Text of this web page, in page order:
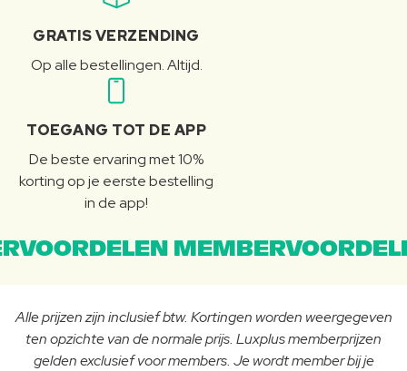
GRATIS VERZENDING
Op alle bestellingen. Altijd.
TOEGANG TOT DE APP
De beste ervaring met 10%
korting op je eerste bestelling
in de app!
Alle prijzen zijn inclusief btw. Kortingen worden weergegeven
ten opzichte van de normale prijs. Luxplus memberprijzen
gelden exclusief voor members. Je wordt member bij je